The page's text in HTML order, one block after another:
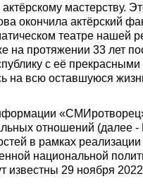
мастерству.
актёрский
театре нашей
протяжении 33 лет
с её
на всю оставшуюся
отношений (далее -
в рамках
национальной
известны 29 ноября 2022